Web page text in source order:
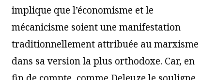
implique que l’économisme et le
mécanicisme soient une manifestation
traditionnellement attribuée au marxisme
dans sa version la plus orthodoxe. Car, en